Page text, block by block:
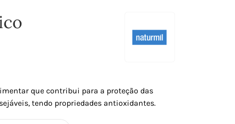
que contribui para a proteção das
tendo propriedades antioxidantes.